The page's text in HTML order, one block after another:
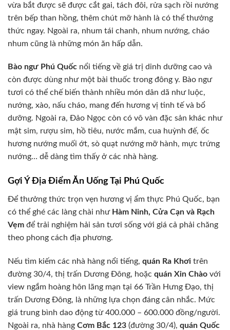
vừa bắt được sẽ được cắt gai, tách đôi, rửa sạch rồi nướng
trên bếp than hồng, thêm chút mỡ hành là có thể thưởng
thức ngay. Ngoài ra, nhum tái chanh, nhum nướng, cháo
nhum cũng là những món ăn hấp dẫn.
Bào ngư Phú Quốc nổi tiếng về giá trị dinh dưỡng cao và
còn được dùng như một bài thuốc trong đông y. Bào ngư
tươi có thể chế biến thành nhiều món dân dã như luộc,
nướng, xào, nấu cháo, mang đến hương vị tinh tế và bổ
dưỡng. Ngoài ra, Đảo Ngọc còn có vô vàn đặc sản khác như
mật sim, rượu sim, hồ tiêu, nước mắm, cua huỳnh đế, ốc
hương nướng muối ớt, sò quạt nướng mỡ hành, mực trứng
nướng… dễ dàng tìm thấy ở các nhà hàng.
Gợi Ý Địa Điểm Ăn Uống Tại Phú Quốc
Để thưởng thức trọn vẹn hương vị ẩm thực Phú Quốc, bạn
có thể ghé các làng chài như Hàm Ninh, Cửa Cạn và Rạch
Vẹm để trải nghiệm hải sản tươi sống với giá cả phải chăng
theo phong cách địa phương.
Nếu tìm kiếm các nhà hàng nổi tiếng, quán Ra Khơi trên
đường 30/4, thị trấn Dương Đông, hoặc quán Xin Chào với
view ngắm hoàng hôn lãng mạn tại 66 Trần Hưng Đạo, thị
trấn Dương Đông, là những lựa chọn đáng cân nhắc. Mức
giá trung bình dao động từ 400.000 – 600.000 đồng/người.
Ngoài ra, nhà hàng Cơm Bắc 123 (đường 30/4), quán Quốc